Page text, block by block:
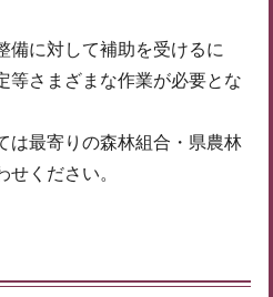
備に対して補助を受けるに
等さまざまな作業が必要とな
は最寄りの森林組合・県農林
ください。